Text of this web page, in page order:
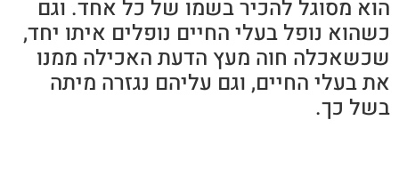
הוא מסוגל להכיר בשמו של כל אחד. וגם
כשהוא נופל בעלי החיים נופלים איתו יחד,
שכשאכלה חוה מעץ הדעת האכילה ממנו
את בעלי החיים, וגם עליהם נגזרה מיתה
בשל כך.